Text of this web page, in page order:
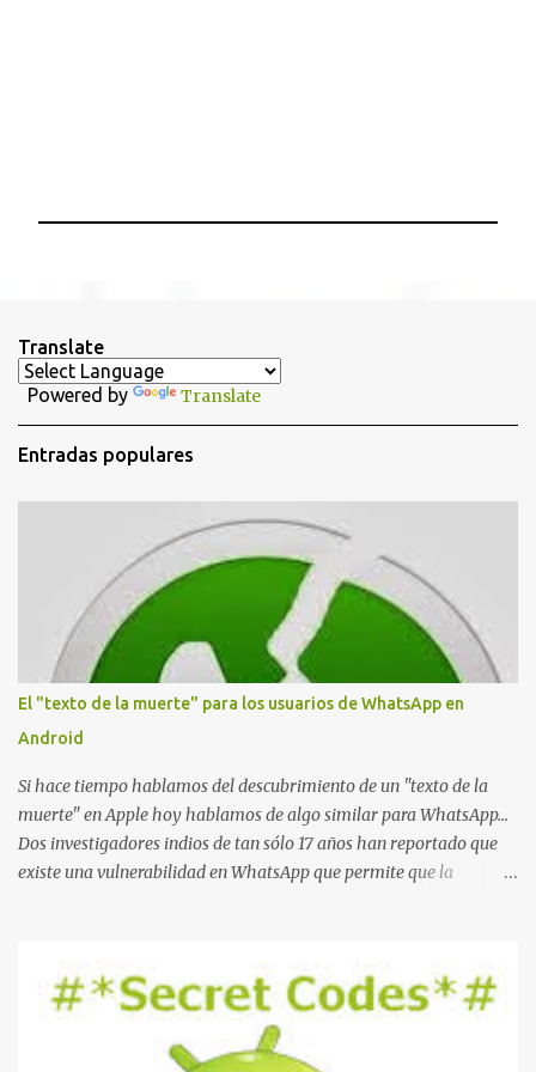
i
c
a
r
u
n
Translate
Powered by Translate
Entradas populares
El "texto de la muerte" para los usuarios de WhatsApp en
Android
Si hace tiempo hablamos del descubrimiento de un "texto de la
muerte" en Apple hoy hablamos de algo similar para WhatsApp...
Dos investigadores indios de tan sólo 17 años han reportado que
existe una vulnerabilidad en WhatsApp que permite que la
La vulnerabilidad ha sido probada y funciona correctamente en la
mayoría de las versiones de Android y de WhatsApp incluyendo la
2.11.431 y 2.11.432. Sin embargo todavía no se ha probado en iOS y
Windows no parece ser vulnerable. Esto podría provocar que se